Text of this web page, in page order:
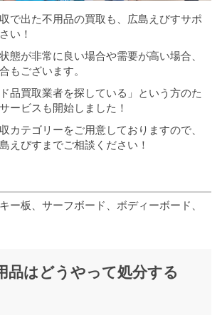
で出た不用品の買取も、広島えびすサポ
い！
態が非常に良い場合や需要が高い場合、
もございます。
品買取業者を探している」という方のた
サービスも開始しました！
カテゴリーをご用意しておりますので、
えびすまでご相談ください！
ー板、サーフボード、ボディーボード、
品はどうやって処分する